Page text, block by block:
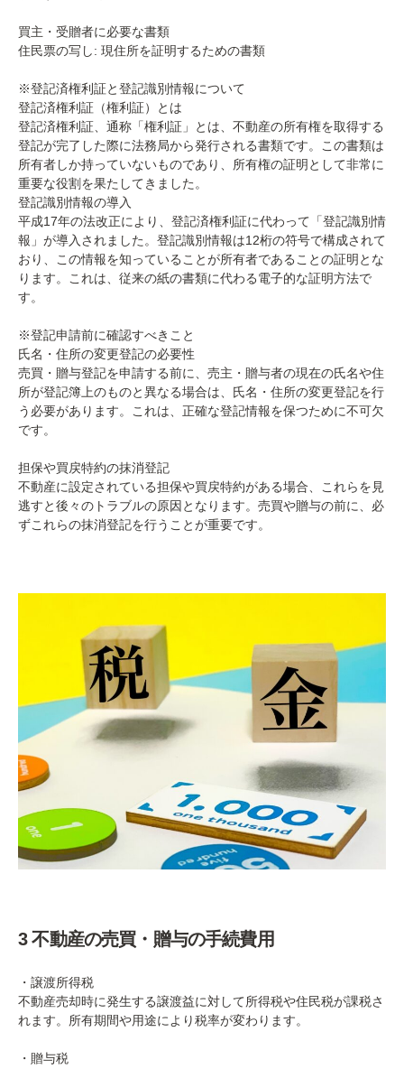
買主・受贈者に必要な書類
住民票の写し: 現住所を証明するための書類
※登記済権利証と登記識別情報について
登記済権利証（権利証）とは
登記済権利証、通称「権利証」とは、不動産の所有権を取得する
登記が完了した際に法務局から発行される書類です。この書類は
所有者しか持っていないものであり、所有権の証明として非常に
重要な役割を果たしてきました。
登記識別情報の導入
平成17年の法改正により、登記済権利証に代わって「登記識別情
報」が導入されました。登記識別情報は12桁の符号で構成されて
おり、この情報を知っていることが所有者であることの証明とな
ります。これは、従来の紙の書類に代わる電子的な証明方法で
す。
※登記申請前に確認すべきこと
氏名・住所の変更登記の必要性
売買・贈与登記を申請する前に、売主・贈与者の現在の氏名や住
所が登記簿上のものと異なる場合は、氏名・住所の変更登記を行
う必要があります。これは、正確な登記情報を保つために不可欠
です。
担保や買戻特約の抹消登記
不動産に設定されている担保や買戻特約がある場合、これらを見
逃すと後々のトラブルの原因となります。売買や贈与の前に、必
ずこれらの抹消登記を行うことが重要です。
3 不動産の売買・贈与の手続費用
・譲渡所得税
不動産売却時に発生する譲渡益に対して所得税や住民税が課税さ
れます。所有期間や用途により税率が変わります。
・贈与税